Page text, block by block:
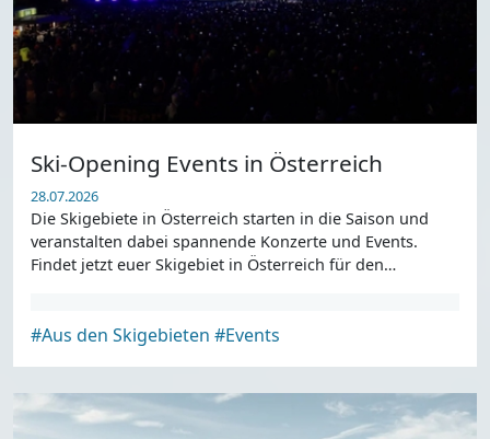
Ski-Opening Events in Österreich
28.07.2026
Die Skigebiete in Österreich starten in die Saison und
veranstalten dabei spannende Konzerte und Events.
Findet jetzt euer Skigebiet in Österreich für den
#Aus den Skigebieten #Events